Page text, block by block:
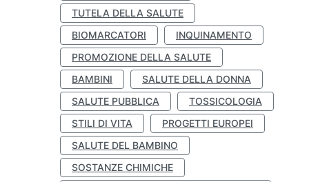
TUTELA DELLA SALUTE
BIOMARCATORI
INQUINAMENTO
PROMOZIONE DELLA SALUTE
BAMBINI
SALUTE DELLA DONNA
SALUTE PUBBLICA
TOSSICOLOGIA
STILI DI VITA
PROGETTI EUROPEI
SALUTE DEL BAMBINO
SOSTANZE CHIMICHE